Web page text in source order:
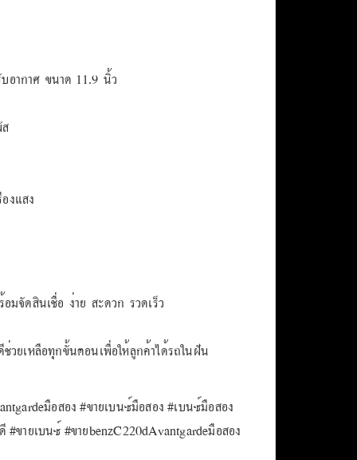
อากาศ ขนาด 11.9 นิ้ว
งแสง
จัดสินเชื่อ ง่าย สะดวก รวดเร็ว
วยเหลือทุกขั้นตอนเพื่อให้ลูกค้าได้รถในฝัน
มือสอง #ขายเบนซ์มือสอง #เบนซ์มือสอง
ขายเบนซ์ #ขายbenzC220dAvantgardeมือสอง